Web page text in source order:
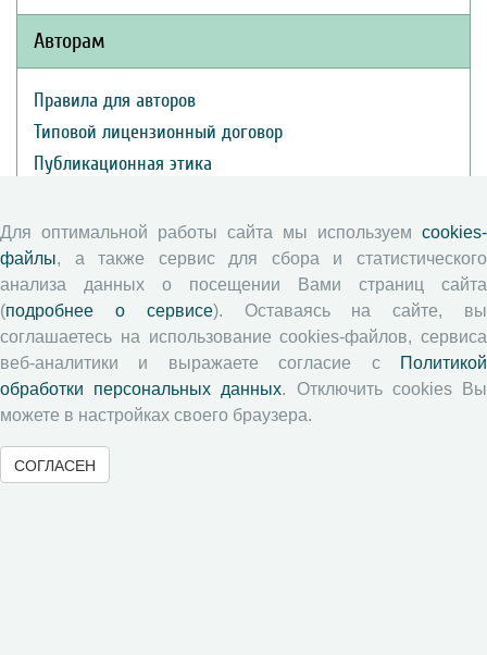
Авторам
Правила для авторов
Типовой лицензионный договор
Публикационная этика
Авторские права
Рецензентам
Памятка рецензенту
Положение о рецензировании
Форма рецензии
Журналы ВолНЦ РАН
Для оптимальной работы сайта мы используем cookies-
файлы, а также сервис для сбора и статистического
анализа данных о посещении Вами страниц сайта
(подробнее о сервисе). Оставаясь на сайте, вы
соглашаетесь на использование cookies-файлов, сервиса
веб-аналитики и выражаете согласие с
Политикой
обработки персональных данных. Отключить cookies Вы
можете в настройках своего браузера.
СОГЛАСЕН